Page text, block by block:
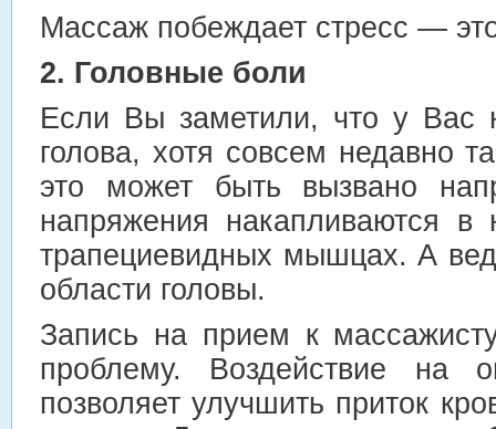
Массаж побеждает стресс —
2. Головные боли
Если Вы заметили, что у Вас
голова, хотя совсем недавно
это может быть вызвано
напряжения накапливаются
трапециевидных мышцах. А
области головы.
Запись на прием к
проблему. Воздействие на
позволяет улучшить приток